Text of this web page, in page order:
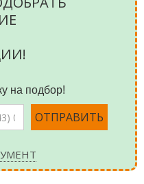
на подбор!